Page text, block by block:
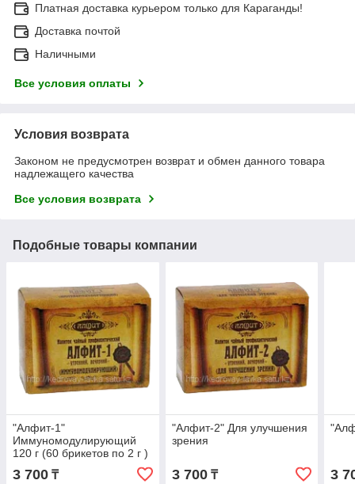
Платная доставка курьером только для Караганды!
Доставка почтой
Наличными
Все условия оплаты
Условия возврата
Законом не предусмотрен возврат и обмен данного товара
надлежащего качества
Все условия возврата
Подобные товары компании
"Алфит-1"
Иммуномодулирующий
120 г (60 брикетов по 2 г )
3 700 ₸
"Алфит-2" Для улучшения
зрения
3 700₸ 3